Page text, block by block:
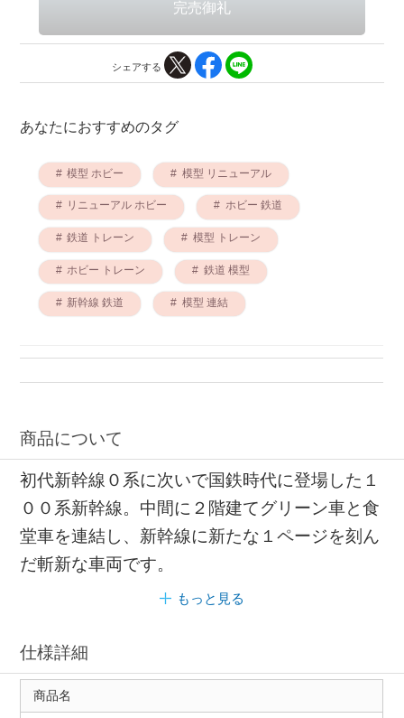
シェアする
あなたにおすすめのタグ
模型 ホビー 模型 リニューアル
リニューアル ホビー ホビー 鉄道
鉄道 トレーン 模型 トレーン
ホビー トレーン 鉄道 模型
新幹線 鉄道 模型 連結
商品について
初代新幹線０系に次いで国鉄時代に登場した１
００系新幹線。中間に２階建てグリーン車と食
堂車を連結し、新幹線に新たな１ページを刻ん
だ斬新な車両です。
もっと見る
仕様詳細
商品名